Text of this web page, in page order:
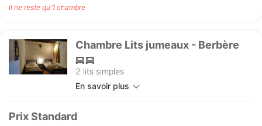
Il ne reste qu'1 chambre
Chambre Lits jumeaux - Berbère
2 lits simples
En savoir plus
Prix Standard